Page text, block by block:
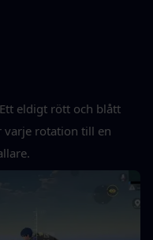
eldigt rött och blått
rotation till en